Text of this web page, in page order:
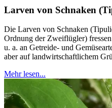
Larven von Schnaken
Die Larven von Schnaken
Ordnung der Zweiflügler)
u. a. an Getreide- und
aber auf landwirtschaftlichem
Mehr lesen...